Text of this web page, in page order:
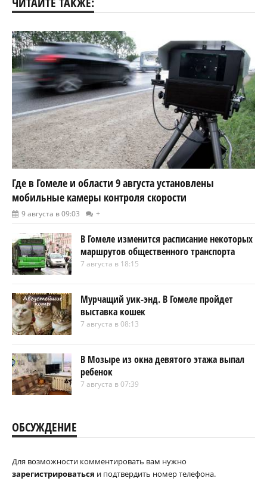
Где в Гомеле и области 9 августа установлены
мобильные камеры контроля скорости
9 августа в 09:03 +
В Гомеле изменится расписание некоторых
маршрутов общественного транспорта
7 августа в 18:15
Мурчащий уик-энд. В Гомеле пройдет
выставка кошек
7 августа в 08:13
В Мозыре из окна девятого этажа выпал
ребенок
7 августа в 07:39
ОБСУЖДЕНИЕ
Для возможности комментировать вам нужно
зарегистрироваться и подтвердить номер телефона.